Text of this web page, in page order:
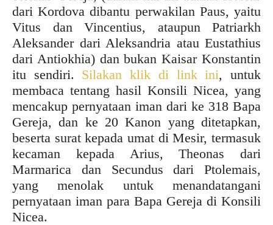
dari Kordova dibantu perwakilan Paus, yaitu
Vitus dan Vincentius, ataupun Patriarkh
Aleksander dari Aleksandria atau Eustathius
dari Antiokhia) dan bukan Kaisar Konstantin
itu sendiri. Silakan klik di link ini, untuk
membaca tentang hasil Konsili Nicea, yang
mencakup pernyataan iman dari ke 318 Bapa
Gereja, dan ke 20 Kanon yang ditetapkan,
beserta surat kepada umat di Mesir, termasuk
kecaman kepada Arius, Theonas dari
Marmarica dan Secundus dari Ptolemais,
yang menolak untuk menandatangani
pernyataan iman para Bapa Gereja di Konsili
Nicea.